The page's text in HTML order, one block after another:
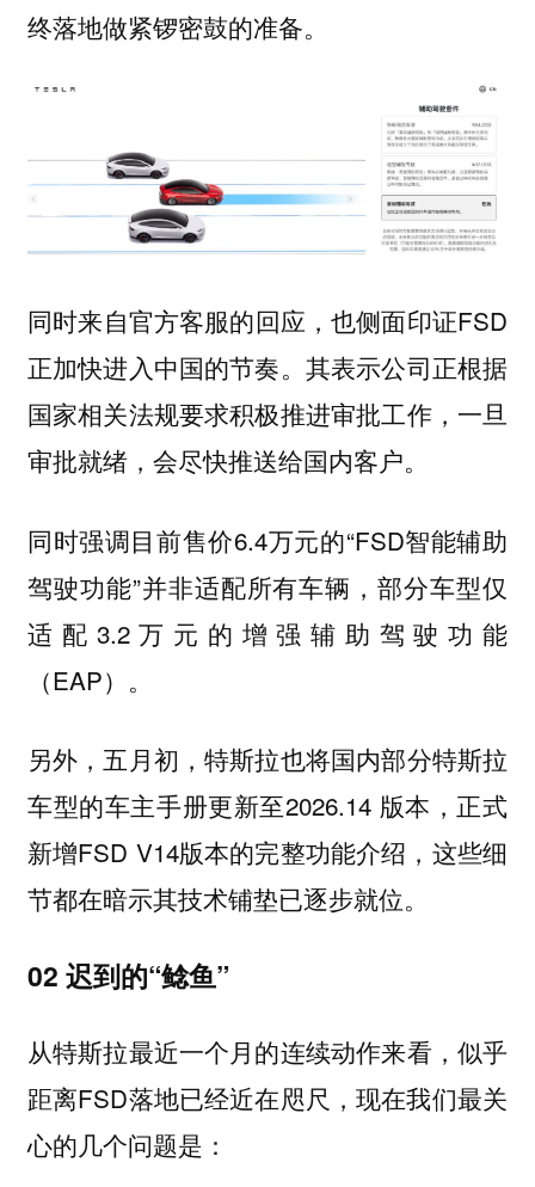
终落地做紧锣密鼓的准备。
同时来自官方客服的回应，也侧面印证FSD
正加快进入中国的节奏。其表示公司正根据
国家相关法规要求积极推进审批工作，一旦
审批就绪，会尽快推送给国内客户。
同时强调目前售价6.4万元的“FSD智能辅助
驾驶功能”并非适配所有车辆 ，部分车型仅
适配3.2万元的增强辅助驾驶功能
（EAP）。
另外，五月初，特斯拉也将国内部分特斯拉
车型的车主手册更新至2026.14 版本，正式
新增FSD V14版本的完整功能介绍，这些细
节都在暗示其技术铺垫已逐步就位。
02 迟到的“鲶鱼”
从特斯拉最近一个月的连续动作来看，似乎
距离FSD落地已经近在咫尺，现在我们最关
心的几个问题是：